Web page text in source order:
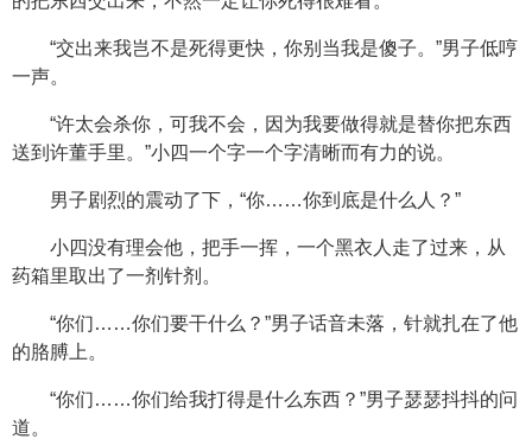
“交出来我岂不是死得更快，你别当我是傻子。”男子低哼
一声。
“许太会杀你，可我不会，因为我要做得就是替你把东西
送到许董手里。”小四一个字一个字清晰而有力的说。
男子剧烈的震动了下，“你……你到底是什么人？”
小四没有理会他，把手一挥，一个黑衣人走了过来，从
药箱里取出了一剂针剂。
“你们……你们要干什么？”男子话音未落，针就扎在了他
的胳膊上。
“你们……你们给我打得是什么东西？”男子瑟瑟抖抖的问
道。